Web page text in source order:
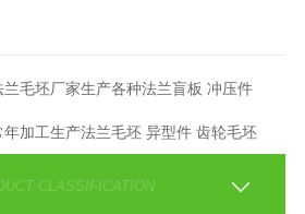
毛坯厂家生产各种法兰盲板 冲压件
加工生产法兰毛坯 异型件 齿轮毛坯
CLASSIFICATION